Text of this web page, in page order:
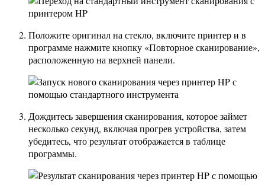
Положите оригинал на стекло, включите принтер и в
программе нажмите кнопку «Повторное сканирование»,
расположенную на верхней панели.
Дождитесь завершения сканирования, которое займет
несколько секунд, включая прогрев устройства, затем
убедитесь, что результат отображается в таблице
программы.